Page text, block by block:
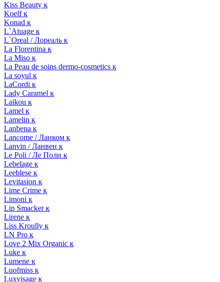
Kiss Beauty к
Koelf к
Konad к
L`Atuage к
L`Oreal / Лореаль к
La Florentina к
La Miso к
La Peau de soins dermo-cosmetics к
La soyul к
LaCordi к
Lady Caramel к
Laikou к
Lamel к
Lamelin к
Lanbena к
Lancome / Ланком к
Lanvin / Ланвен к
Le Poli / Ле Поли к
Lebelage к
Leeblese к
Levitasion к
Lime Crime к
Limoni к
Lip Smacker к
Lirene к
Liss Kroully к
LN Pro к
Love 2 Mix Organic к
Luke к
Lumene к
Luofmiss к
Luxvisage к